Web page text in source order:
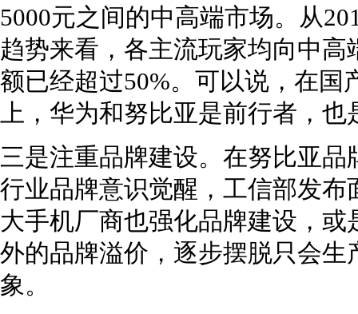
5000元之间的中高端市场。从
趋势来看，各主流玩家均向中
额已经超过50%。可以说，在国
上，华为和努比亚是前行者，也
三是注重品牌建设。在努比亚
行业品牌意识觉醒，工信部发
大手机厂商也强化品牌建设，
外的品牌溢价，逐步摆脱只会
象。